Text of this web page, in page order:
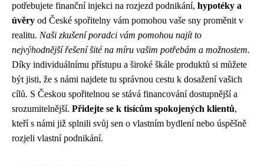
potřebujete finanční injekci na rozjezd podnikání, hypotéky a
úvěry od České spořitelny vám pomohou vaše sny proměnit v
realitu. Naši zkušení poradci vám pomohou najít to
nejvýhodnější řešení šité na míru vašim potřebám a možnostem.
Díky individuálnímu přístupu a široké škále produktů si můžete
být jisti, že s námi najdete tu správnou cestu k dosažení vašich
cílů. S Českou spořitelnou se stává financování dostupnější a
srozumitelnější. Přidejte se k tisícům spokojených klientů,
kteří s námi již splnili svůj sen o vlastním bydlení nebo úspěšně
rozjeli vlastní podnikání.